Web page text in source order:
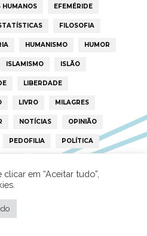
HUMANOS EFEMÉRIDE
FILOSOFIA
HUMANISMO HUMOR
ISLAMISMO ISLÃO
LIBERDADE
LIVRO MILAGRES
NOTÍCIAS OPINIÃO
PEDOFILIA POLÍTICA
em “Aceitar tudo”,